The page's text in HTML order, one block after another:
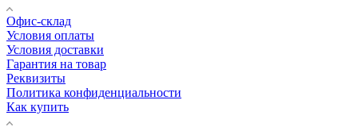
Офис-склад
Условия оплаты
Условия доставки
Гарантия на товар
Реквизиты
Политика конфиденциальности
Как купить